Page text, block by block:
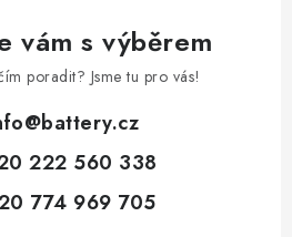
vám s výběrem
poradit? Jsme tu pro vás!
@battery.cz
222 560 338
774 969 705